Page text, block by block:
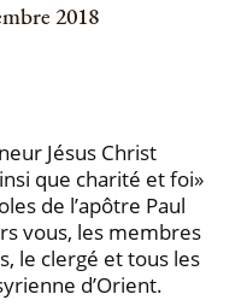
2018
Jésus Christ
que charité et foi»
de l’apôtre Paul
vous, les membres
le clergé et tous les
d’Orient.